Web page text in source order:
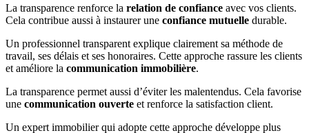
La transparence renforce la relation de confiance avec vos clients.
Cela contribue aussi à instaurer une confiance mutuelle durable.
Un professionnel transparent explique clairement sa méthode de
travail, ses délais et ses honoraires. Cette approche rassure les clients
et améliore la communication immobilière.
La transparence permet aussi d’éviter les malentendus. Cela favorise
une communication ouverte et renforce la satisfaction client.
Un expert immobilier qui adopte cette approche développe plus